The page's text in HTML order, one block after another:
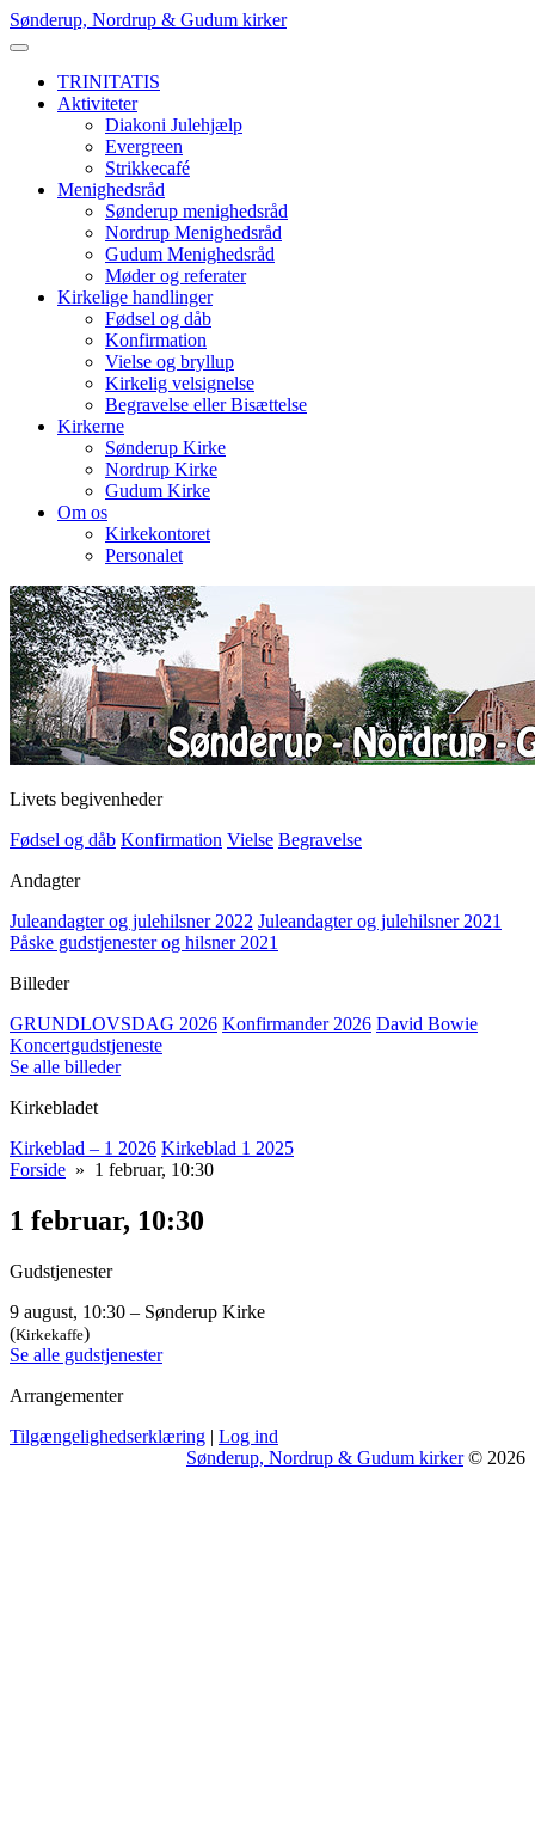
Skip
to
Sønderup, Nordrup & Gudum kirker
TRINITATIS
Aktiviteter
Diakoni Julehjælp
Evergreen
Strikkecafé
Menighedsråd
Sønderup menighedsråd
Nordrup Menighedsråd
Gudum Menighedsråd
Møder og referater
Kirkelige handlinger
Fødsel og dåb
Konfirmation
Vielse og bryllup
Kirkelig velsignelse
Begravelse eller Bisættelse
Kirkerne
Sønderup Kirke
Nordrup Kirke
Gudum Kirke
Om os
Kirkekontoret
Personalet
Livets begivenheder
Fødsel og dåb Konfirmation Vielse Begravelse
Andagter
Juleandagter og julehilsner 2022 Juleandagter og julehilsner 2021
Påske gudstjenester og hilsner 2021
Billeder
GRUNDLOVSDAG 2026 Konfirmander 2026 David Bowie
Koncertgudstjeneste
Se alle billeder
Kirkebladet
Kirkeblad – 1 2026 Kirkeblad 1 2025
Forside » 1 februar, 10:30
1 februar, 10:30
Gudstjenester
9 august, 10:30 – Sønderup Kirke
(Kirkekaffe)
Se alle gudstjenester
Arrangementer
Tilgængelighedserklæring | Log ind
Sønderup, Nordrup & Gudum kirker© 2026